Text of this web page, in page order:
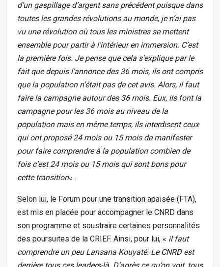
d’un gaspillage d’argent sans précédent puisque dans
toutes les grandes révolutions au monde, je n’ai pas
vu une révolution où tous les ministres se mettent
ensemble pour partir à l’intérieur en immersion. C’est
la première fois. Je pense que cela s’explique par le
fait que depuis l’annonce des 36 mois, ils ont compris
que la population n’était pas de cet avis. Alors, il faut
faire la campagne autour des 36 mois. Eux, ils font la
campagne pour les 36 mois au niveau de la
population mais en même temps, ils interdisent ceux
qui ont proposé 24 mois ou 15 mois de manifester
pour faire comprendre à la population combien de
fois c’est 24 mois ou 15 mois qui sont bons pour
cette transition« .
Selon lui, le Forum pour une transition apaisée (FTA),
est mis en placée pour accompagner le CNRD dans
son programme et soustraire certaines personnalités
des poursuites de la CRIEF. Ainsi, pour lui, « il faut
comprendre un peu Lansana Kouyaté. Le CNRD est